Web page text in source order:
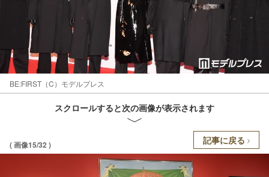
BE:FIRST（C）モデルプレス
スクロールすると次の画像が表示されます
( 画像15/32 ) 記事に戻る